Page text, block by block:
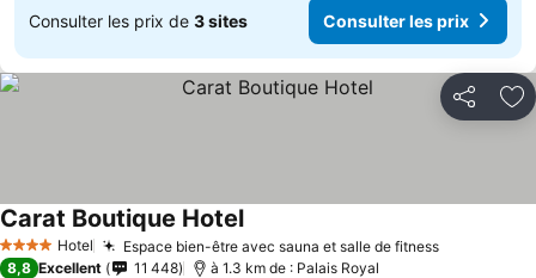
Consulter les prix de 3 sites Consulter les prix
Partager
4 Étoiles Hotel Espace bien-être avec sauna et salle de fitness
Carat Boutique Hotel
8,8 Excellent 11 448 à 1.3 km de : Palais Royal